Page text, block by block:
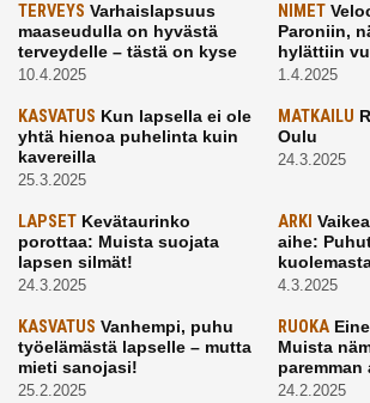
TERVEYS Varhaislapsuus
maaseudulla on hyvästä
terveydelle – tästä on kyse
10.4.2025
NIMET
Paroniin,
hylättiin
1.4.2025
KASVATUS Kun lapsella ei ole
yhtä hienoa puhelinta kuin
kavereilla
25.3.2025
MATKAILU
Oulu
24.3.2025
LAPSET Kevätaurinko
porottaa: Muista suojata
lapsen silmät!
24.3.2025
ARKI
aihe:
4.3.2025
KASVATUS Vanhempi, puhu
työelämästä lapselle – mutta
mieti sanojasi!
25.2.2025
RUOKA
Muista
paremman
24.2.2025